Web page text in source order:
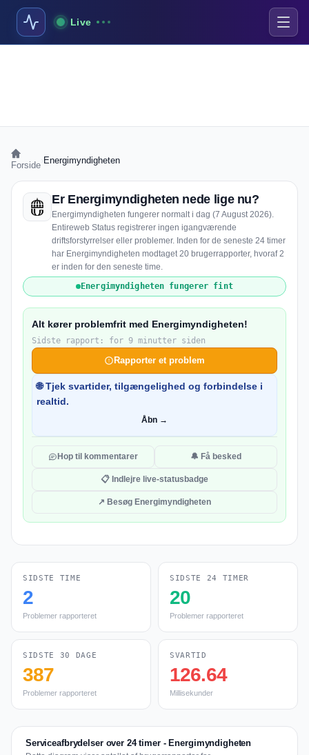
Live
Forside Energimyndigheten
Er Energimyndigheten nede lige nu?
Energimyndigheten fungerer normalt i dag (7 August 2026).
Entireweb Status registrerer ingen igangværende
driftsforstyrrelser eller problemer. Inden for de seneste 24 timer
har Energimyndigheten modtaget 20 brugerrapporter, hvoraf 2
er inden for den seneste time.
Energimyndigheten fungerer fint
Alt kører problemfrit med Energimyndigheten!
Sidste rapport: for 9 minutter siden
Rapporter et problem
🌐 Tjek svartider, tilgængelighed og forbindelse i
realtid.
Åbn →
Hop til kommentarer 🔔 Få besked
📋 Indlejre live-statusbadge
↗ Besøg Energimyndigheten
SIDSTE TIME
2
Problemer rapporteret
SIDSTE 24 TIMER
20
Problemer rapporteret
SIDSTE 30 DAGE
387
Problemer rapporteret
SVARTID
126.64
Millisekunder
Serviceafbrydelser over 24 timer - Energimyndigheten